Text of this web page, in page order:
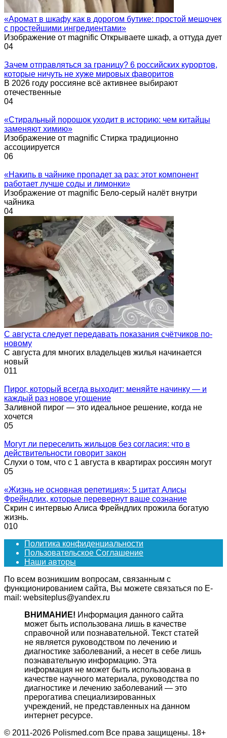
«Аромат в шкафу как в дорогом бутике: простой мешочек
с простейшими ингредиентами»
Изображение от magnific Открываете шкаф, а оттуда дует
04
Зачем отправляться за границу? 6 российских курортов,
которые ничуть не хуже мировых фаворитов
В 2026 году россияне всё активнее выбирают
отечественные
04
«Стиральный порошок уходит в историю: чем китайцы
заменяют химию»
Изображение от magnific Стирка традиционно
ассоциируется
06
«Накипь в чайнике пропадет за раз: этот компонент
работает лучше соды и лимонки»
Изображение от magnific Бело-серый налёт внутри
чайника
04
С августа следует передавать показания счётчиков по-
новому
С августа для многих владельцев жилья начинается
новый
011
Пирог, который всегда выходит: меняйте начинку — и
каждый раз новое угощение
Заливной пирог — это идеальное решение, когда не
хочется
05
Могут ли переселить жильцов без согласия: что в
действительности говорит закон
Слухи о том, что с 1 августа в квартирах россиян могут
05
«Жизнь не основная репетиция»: 5 цитат Алисы
Фрейндлих, которые перевернут ваше сознание
Скрин с интервью Алиса Фрейндлих прожила богатую
жизнь.
010
Политика конфиденциальности
Пользовательское Соглашение
Наши авторы
По всем возникшим вопросам, связанным с
функционированием сайта, Вы можете связаться по E-
mail: websiteplus@yandex.ru
ВНИМАНИЕ! Информация данного сайта
может быть использована лишь в качестве
справочной или познавательной. Текст статей
не является руководством по лечению и
диагностике заболеваний, а несет в себе лишь
познавательную информацию. Эта
информация не может быть использована в
качестве научного материала, руководства по
диагностике и лечению заболеваний — это
прерогатива специализированных
учреждений, не представленных на данном
интернет ресурсе.
© 2011-2026 Polismed.com Все права защищены. 18+